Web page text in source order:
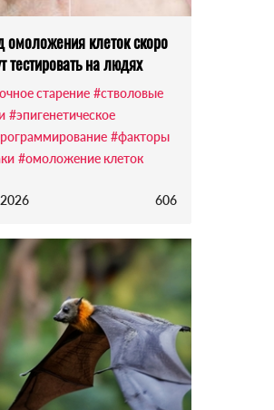
омоложения клеток скоро
тестировать на людях
старение #стволовые
#эпигенетическое
#факторы
#омоложение клеток
606